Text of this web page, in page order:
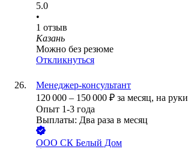
5.0
•
1 отзыв
Казань
Можно без резюме
Откликнуться
Менеджер-консультант
120 000 – 150 000 ₽ за месяц, на руки
Опыт 1-3 года
Выплаты: Два раза в месяц
ООО СК Белый Дом